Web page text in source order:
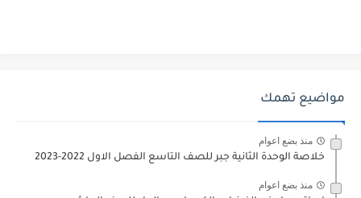
مواضيع تهمك
منذ بضع اعوام
خلاصة الوحدة الثانية جبر للصف التاسع الفصل الاول 2022-2023
منذ بضع اعوام